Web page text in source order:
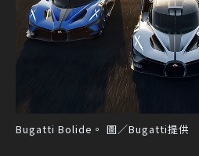
Bugatti Bolide。 圖／Bugatti提供